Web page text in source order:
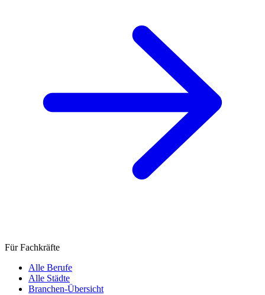
Für Fachkräfte
Alle Berufe
Alle Städte
Branchen-Übersicht